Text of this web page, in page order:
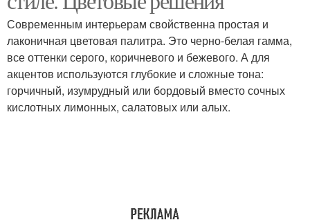
Современная прихожая Коридор в доме
Прихожая с лестницей
Современным интерьерам свойственна простая и
лаконичная цветовая палитра. Это черно-белая гамма,
все оттенки серого, коричневого и бежевого. А для
акцентов используются глубокие и сложные тона:
горчичный, изумрудный или бордовый вместо сочных
кислотных лимонных, салатовых или алых.